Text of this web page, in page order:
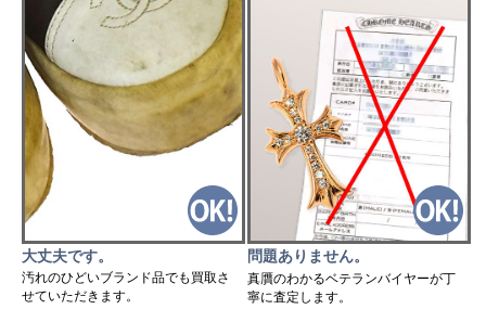
大丈夫です。
汚れのひどいブランド品でも買取さ
せていただきます。
問題ありません。
真贋のわかるベテランバイヤーが丁
寧に査定します。